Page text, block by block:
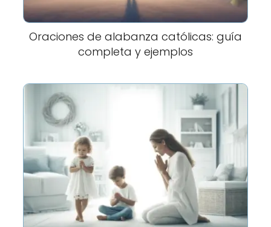
Oraciones de alabanza católicas: guía
completa y ejemplos